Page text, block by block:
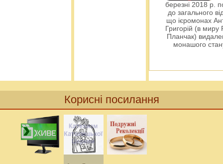
березні 2018 р.
до загального
що ієромонах
Григорій (в миру
Планчак)
монашого
Корисні посилання